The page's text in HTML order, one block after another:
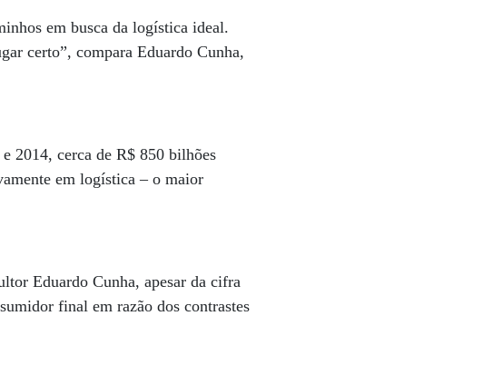
em busca da logística ideal.
certo”, compara Eduardo Cunha,
2014, cerca de R$ 850 bilhões
em logística – o maior
Eduardo Cunha, apesar da cifra
final em razão dos contrastes